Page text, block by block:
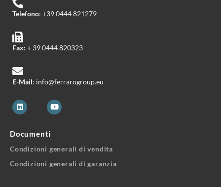
Telefono: +39 0444 821279
Fax: + 39 0444 820323
E-Mail: info@ferrarogroup.eu
Documenti
Condizioni generali di vendita
Condizioni generali di garanzia